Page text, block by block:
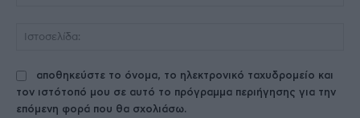
αποθηκεύστε το όνομα, το ηλεκτρονικό ταχυδρομείο και
τον ιστότοπό μου σε αυτό το πρόγραμμα περιήγησης για την
επόμενη φορά που θα σχολιάσω.